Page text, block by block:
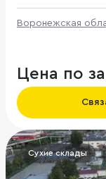
Воронежская
Цена по
Сухие склады